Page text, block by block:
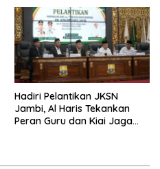
Hadiri Pelantikan JKSN
Jambi, Al Haris Tekankan
Peran Guru dan Kiai Jaga